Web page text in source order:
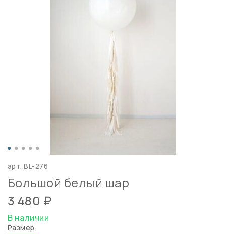
арт.BL-276
Большой белый шар
3 480 ₽
В наличии
Размер